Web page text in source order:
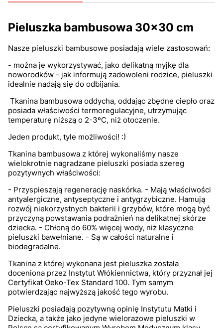
Pieluszka bambusowa 30x30 cm
Nasze pieluszki bambusowe posiadają wiele zastosowań:
- można je wykorzystywać, jako delikatną myjkę dla
noworodków - jak informują zadowoleni rodzice, pieluszki
idealnie nadają się do odbijania.
Tkanina bambusowa oddycha, oddając zbędne ciepło oraz
posiada właściwości termoregulacyjne, utrzymując
temperaturę niższą o 2-3ºC, niż otoczenie.
Jeden produkt, tyle możliwości! :)
Tkanina bambusowa z której wykonaliśmy nasze
wielokrotnie nagradzane pieluszki posiada szereg
pozytywnych właściwości:
- Przyspieszają regenerację naskórka. - Mają właściwości
antyalergiczne, antyseptyczne i antygrzybiczne. Hamują
rozwój niekorzystnych bakterii i grzybów, które mogą być
przyczyną powstawania podrażnień na delikatnej skórze
dziecka. - Chłoną do 60% więcej wody, niż klasyczne
pieluszki bawełniane. - Są w całości naturalne i
biodegradalne.
Tkanina z której wykonana jest pieluszka została
doceniona przez Instytut Włókiennictwa, który przyznał jej
Certyfikat Oeko-Tex Standard 100. Tym samym
potwierdzając najwyższą jakość tego wyrobu.
Pieluszki posiadają pozytywną opinię Instytutu Matki i
Dziecka, a także jako jedyne wielorazowe pieluszki w